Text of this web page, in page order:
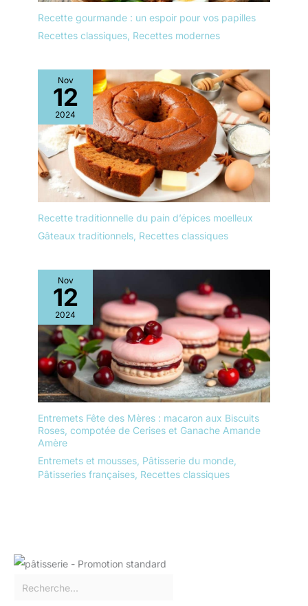
Recette gourmande : un espoir pour vos papilles
Recettes classiques Recettes modernes
Nov
12
2024
Recette traditionnelle du pain d’épices moelleux
Gâteaux traditionnels Recettes classiques
Nov
12
2024
Entremets Fête des Mères : macaron aux Biscuits
Roses, compotée de Cerises et Ganache Amande
Amère
Entremets et mousses Pâtisserie du monde
Pâtisseries françaises Recettes classiques